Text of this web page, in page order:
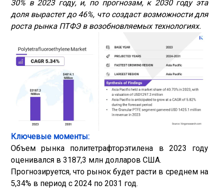
30% в 2023 году, и, по прогнозам, к 2030 году эта
доля вырастет до 46%, что создаст возможности для
роста рынка ПТФЭ в возобновляемых технологиях.
Ключевые моменты:
Объем рынка политетрафторэтилена в 2023 году
оценивался в 3187,3 млн долларов США.
Прогнозируется, что рынок будет расти в среднем на
5,34% в период с 2024 по 2031 год.